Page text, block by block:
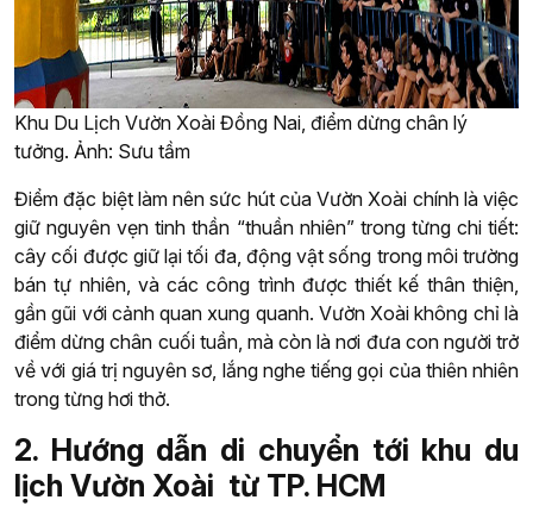
Khu Du Lịch Vườn Xoài Đồng Nai, điểm dừng chân lý
tưởng. Ảnh: Sưu tầm
Điểm đặc biệt làm nên sức hút của Vườn Xoài chính là việc
giữ nguyên vẹn tinh thần “thuần nhiên” trong từng chi tiết:
cây cối được giữ lại tối đa, động vật sống trong môi trường
bán tự nhiên, và các công trình được thiết kế thân thiện,
gần gũi với cảnh quan xung quanh. Vườn Xoài không chỉ là
điểm dừng chân cuối tuần, mà còn là nơi đưa con người trở
về với giá trị nguyên sơ, lắng nghe tiếng gọi của thiên nhiên
trong từng hơi thở.
2. Hướng dẫn di chuyển tới khu du
lịch Vườn Xoài từ TP. HCM